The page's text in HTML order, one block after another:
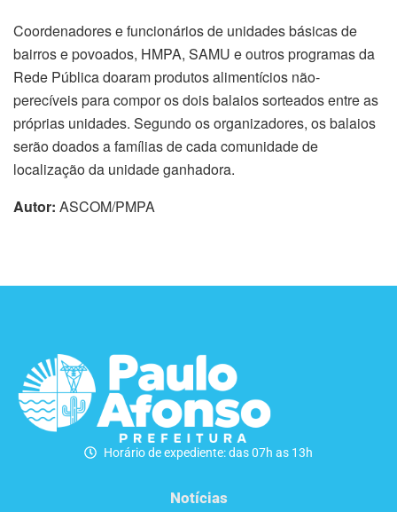
Coordenadores e funcionários de unidades básicas de
bairros e povoados, HMPA, SAMU e outros programas da
Rede Pública doaram produtos alimentícios não-
perecíveis para compor os dois balaios sorteados entre as
próprias unidades. Segundo os organizadores, os balaios
serão doados a famílias de cada comunidade de
localização da unidade ganhadora.
Autor: ASCOM/PMPA
Horário de expediente: das 07h as 13h
Notícias